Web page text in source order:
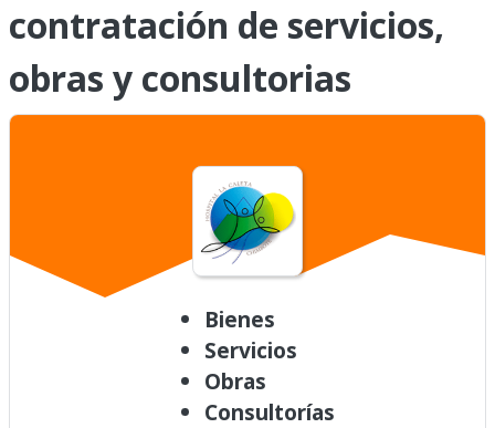
contratación de servicios,
obras y consultorias
Bienes
Servicios
Obras
Consultorías